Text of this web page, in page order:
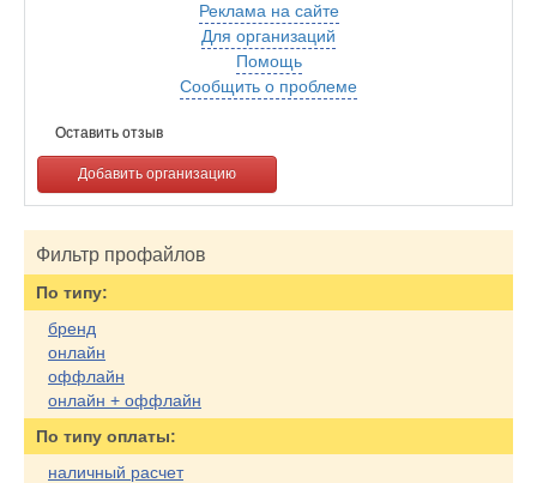
Реклама на сайте
Для организаций
Помощь
Сообщить о проблеме
Оставить отзыв
Добавить организацию
Фильтр профайлов
По типу:
бренд
онлайн
оффлайн
онлайн + оффлайн
По типу оплаты:
наличный расчет